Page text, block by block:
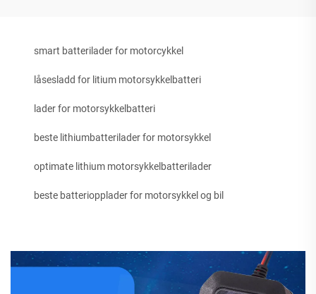
smart batterilader for motorcykkel
låsesladd for litium motorsykkelbatteri
lader for motorsykkelbatteri
beste lithiumbatterilader for motorsykkel
optimate lithium motorsykkelbatterilader
beste batteriopplader for motorsykkel og bil